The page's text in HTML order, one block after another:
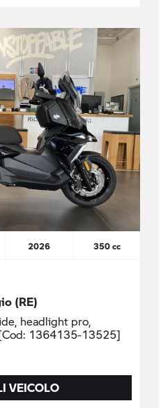
2026 350 cc
(RE)
headlight pro,
1364135-13525]
VEICOLO